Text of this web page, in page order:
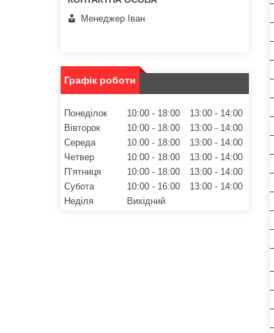
Менеджер Іван
Графік роботи
Понеділок 10:00 18:00 13:00
14:00
Вівторок
10:00 18:00 13:00
14:00
Середа
10:00 18:00 13:00
14:00
Четвер
10:00 18:00 13:00
14:00
Пʼятниця
10:00 18:00 13:00
14:00
Субота
10:00 16:00 13:00
14:00
Неділя
Вихідний